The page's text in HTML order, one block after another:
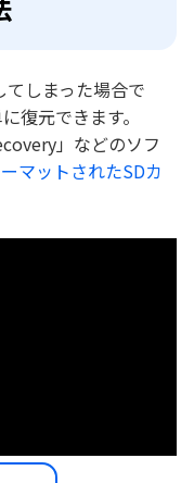
しまった場合で
復元できます。
」などのソフ
マットされたSDカ